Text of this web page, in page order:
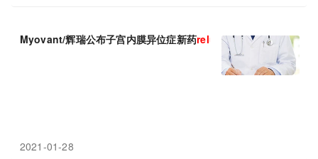
Myovant/辉瑞公布子宫内膜异位症新药relugolix3期临床数据
2021-01-28